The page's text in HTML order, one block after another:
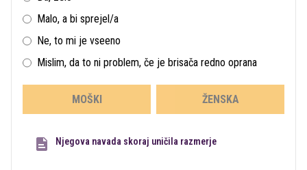
Malo, a bi sprejel/a
Ne, to mi je vseeno
Mislim, da to ni problem, če je brisača redno oprana
MOŠKI ŽENSKA
Njegova navada skoraj uničila razmerje